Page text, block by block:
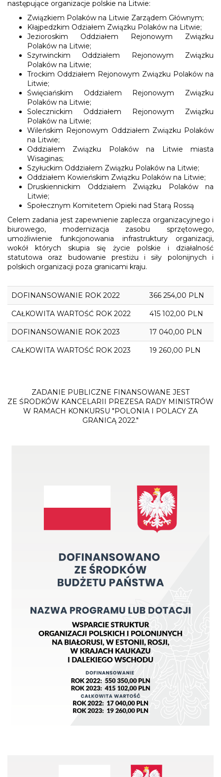
następujące organizacje polskie na Litwie:
Związkiem Polaków na Litwie Zarządem Głównym;
Kłajpedzkim Odziałem Związku Polaków na Litwie;
Jezioroskim Oddziałem Rejonowym Związku
Polaków na Litwie;
Szyrwinckim Oddziałem Rejonowym Związku
Polaków na Litwie;
Trockim Oddziałem Rejonowym Związku Polaków na
Litwie;
Święciańskim Oddziałem Rejonowym Związku
Polaków na Litwie;
Solecznickim Oddziałem Rejonowym Związku
Polaków na Litwie;
Wileńskim Rejonowym Oddziałem Związku Polaków
na Litwie;
Oddziałem Związku Polaków na Litwie miasta
Wisaginas;
Szyłuckim Oddziałem Związku Polaków na Litwie;
Oddziałem Kowieńskim Związku Polaków na Litwie;
Druskiennickim Oddziałem Związku Polaków na
Litwie;
Społecznym Komitetem Opieki nad Starą Rossą
Celem zadania jest zapewnienie zaplecza organizacyjnego i
biurowego, modernizacja zasobu sprzętowego,
umożliwienie funkcjonowania infrastruktury organizacji,
wokół których skupia się życie polskie i działalność
statutowa oraz budowanie prestiżu i siły polonijnych i
polskich organizacji poza granicami kraju.
DOFINANSOWANIE ROK 2022 366 254,00 PLN
CAŁKOWITA WARTOŚĆ ROK 2022 415 102,00 PLN
DOFINANSOWANIE ROK 2023 17 040,00 PLN
CAŁKOWITA WARTOŚĆ ROK 2023 19 260,00 PLN
ZADANIE PUBLICZNE FINANSOWANE JEST
ZE ŚRODKÓW KANCELARII PREZESA RADY MINISTRÓW
W RAMACH KONKURSU "POLONIA I POLACY ZA
GRANICĄ 2022."